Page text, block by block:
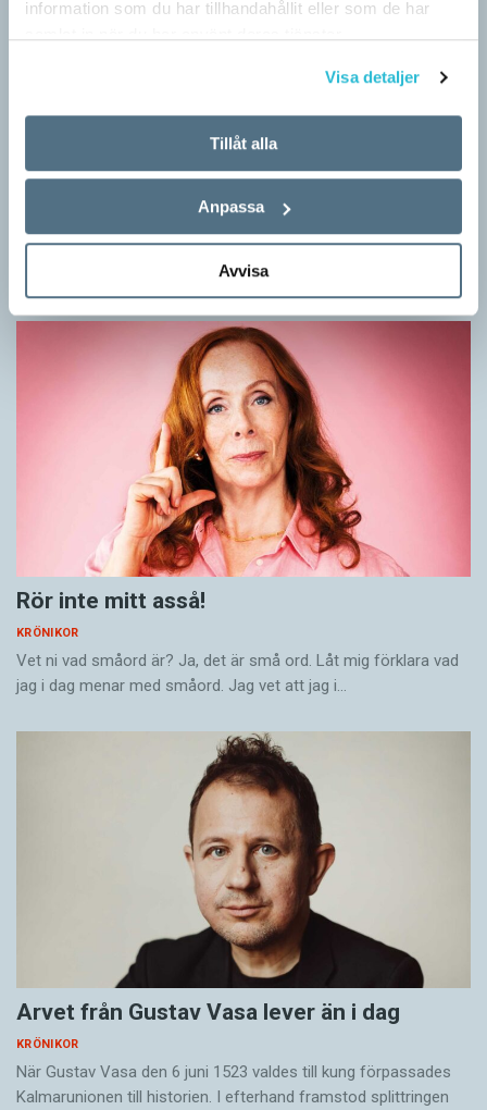
information som du har tillhandahållit eller som de har
Visa detaljer
Tillåt alla
Anpassa
Avvisa
Mesen är ingen fegis
precis och inte heller någon oxe, trots namnet. Att den kallas
Rör inte mitt asså!
KRÖNIKOR
Vet ni vad småord är? Ja, det är små ord. Låt mig förklara vad
jag i dag menar med småord. Jag vet att jag i…
Arvet från Gustav Vasa lever än i dag
KRÖNIKOR
När Gustav Vasa den 6 juni 1523 ­valdes till kung förpassades
Kalmar­unionen till historien. I efterhand framstod splittringen